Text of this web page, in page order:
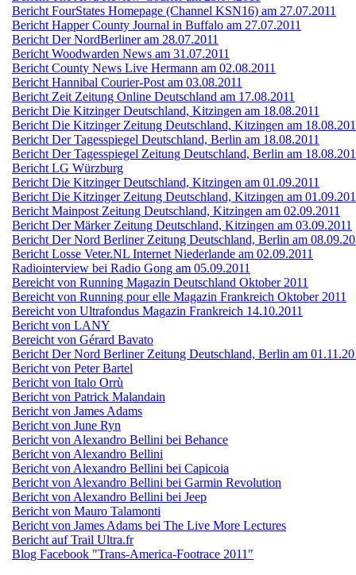
Bericht FourStates Homepage (Channel KSN16) am 27.07.2011
Bericht Happer County Journal in Buffalo am 27.07.2011
Bericht Der NordBerliner am 28.07.2011
Bericht Woodwarden News am 31.07.2011
Bericht County News Live Hermann am 02.08.2011
Bericht Hannibal Courier-Post am 03.08.2011
Bericht Zeit Zeitung Online Deutschland am 17.08.2011
Bericht Die Kitzinger Deutschland, Kitzingen am 18.08.2011
Bericht Die Kitzinger Zeitung Deutschland, Kitzingen am
Bericht Der Tagesspiegel Deutschland, Berlin am 18.08.2011
Bericht Der Tagesspiegel Zeitung Deutschland, Berlin am
Bericht LG Würzburg
Bericht Die Kitzinger Deutschland, Kitzingen am 01.09.2011
Bericht Die Kitzinger Zeitung Deutschland, Kitzingen am
Bericht Mainpost Zeitung Deutschland, Kitzingen am 02.09.2011
Bericht Der Märker Zeitung Deutschland, Kitzingen am 03.09.2011
Bericht Der Nord Berliner Zeitung Deutschland, Berlin am
Bericht Losse Veter.NL Internet Niederlande am 02.09.2011
Radiointerview bei Radio Gong am 05.09.2011
Bereicht von Running Magazin Deutschland Oktober 2011
Bereicht von Running pour elle Magazin Frankreich Oktober 2011
Bereicht von Ultrafondus Magazin Frankreich 14.10.2011
Bericht von LANY
Bereicht von Gérard Bavato
Bericht Der Nord Berliner Zeitung Deutschland, Berlin am
Bericht von Peter Bartel
Bericht von Italo Orrù
Bericht von Patrick Malandain
Bericht von James Adams
Bericht von June Ryn
Bericht von Alexandro Bellini bei Behance
Bericht von Alexandro Bellini
Bericht von Alexandro Bellini bei Capicoia
Bericht von Alexandro Bellini bei Garmin Revolution
Bericht von Alexandro Bellini bei Jeep
Bericht von Mauro Talamonti
Bericht von James Adams bei The Live More Lectures
Bericht auf Trail Ultra.fr
Blog Facebook "Trans-America-Footrace 2011"